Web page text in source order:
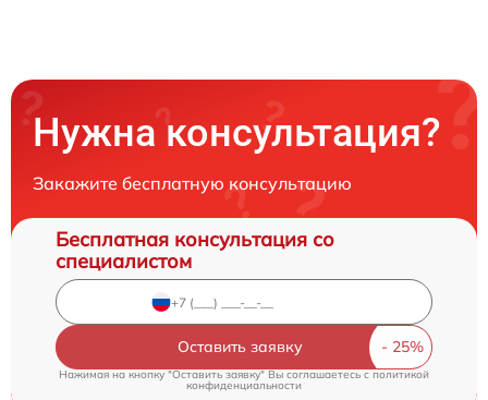
Нужна консультация?
Закажите бесплатную консультацию
Бесплатная консультация со
специалистом
Оставить заявку
Нажимая на кнопку "Оставить заявку" Вы соглашаетесь c политикой
конфиденциальности